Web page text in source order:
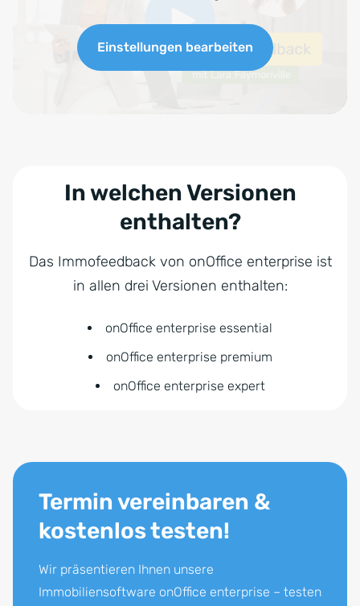
Einstellungen bearbeiten
In welchen Versionen
enthalten?
Das Immofeedback von onOffice enterprise ist
in allen drei Versionen enthalten:
onOffice enterprise essential
onOffice enterprise premium
onOffice enterprise expert
Termin vereinbaren &
kostenlos testen!
Wir präsentieren Ihnen unsere
Immobiliensoftware onOffice enterprise – testen